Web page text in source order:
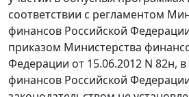
соответствии с регламентом
финансов Российской
приказом Министерства
Федерации от 15.06.2012 N 82н,
финансов Российской